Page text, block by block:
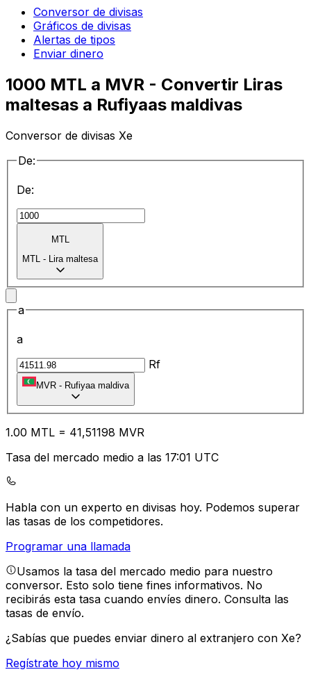
Conversor de divisas
Gráficos de divisas
Alertas de tipos
Enviar dinero
1000 MTL a MVR - Convertir Liras
maltesas a Rufiyaas maldivas
Conversor de divisas Xe
De:
De:
MTL
MTL - Lira maltesa
a
a
Rf
MVR - Rufiyaa maldiva
1.00 MTL = 41,51198 MVR
Tasa del mercado medio a las 17:01 UTC
Habla con un experto en divisas hoy. Podemos superar
las tasas de los competidores.
Programar una llamada
Usamos la tasa del mercado medio para nuestro
conversor. Esto solo tiene fines informativos. No
recibirás esta tasa cuando envíes dinero. Consulta las
tasas de envío.
¿Sabías que puedes enviar dinero al extranjero con Xe?
Regístrate hoy mismo